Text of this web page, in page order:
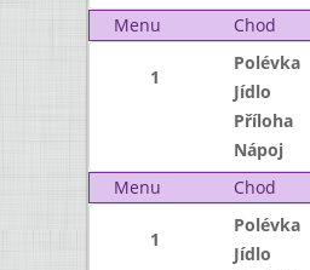
Menu
Chod
1
Polévka
Jídlo
Příloha
Nápoj
Menu
Chod
1
Polévka
Jídlo